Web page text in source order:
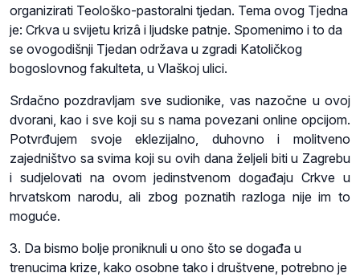
organizirati Teološko-pastoralni tjedan. Tema ovog Tjedna
je: Crkva u svijetu krizâ i ljudske patnje. Spomenimo i to da
se ovogodišnji Tjedan održava u zgradi Katoličkog
bogoslovnog fakulteta, u Vlaškoj ulici.
Srdačno pozdravljam sve sudionike, vas nazočne u ovoj
dvorani, kao i sve koji su s nama povezani online opcijom.
Potvrđujem svoje eklezijalno, duhovno i molitveno
zajedništvo sa svima koji su ovih dana željeli biti u Zagrebu
i sudjelovati na ovom jedinstvenom događaju Crkve u
hrvatskom narodu, ali zbog poznatih razloga nije im to
moguće.
3. Da bismo bolje proniknuli u ono što se događa u
trenucima krize, kako osobne tako i društvene, potrebno je